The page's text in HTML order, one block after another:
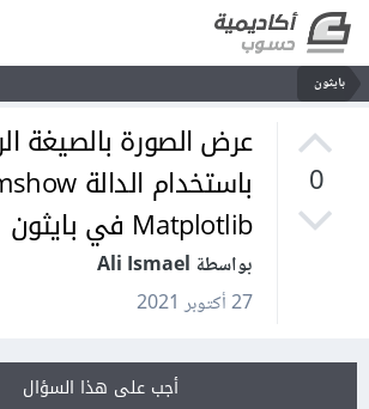
بايثون
0
عرض الصورة بالصيغة
Matplotlib في بايثون
بواسطة Ali Ismael
27 أكتوبر 2021
أجب على هذا السؤال